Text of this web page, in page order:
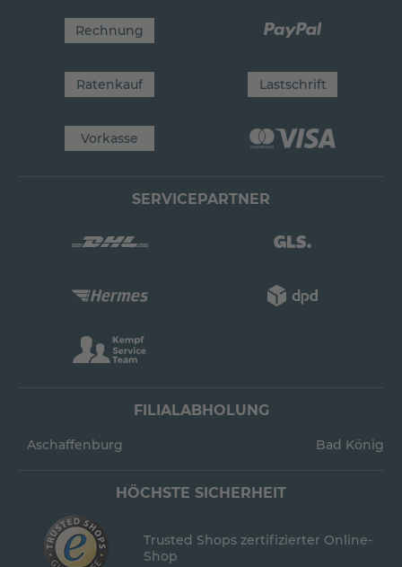
Rechnung
Ratenkauf Lastschrift
Vorkasse
SERVICEPARTNER
FILIALABHOLUNG
Aschaffenburg Bad König
HÖCHSTE SICHERHEIT
Trusted Shops zertifizierter Online-
Shop